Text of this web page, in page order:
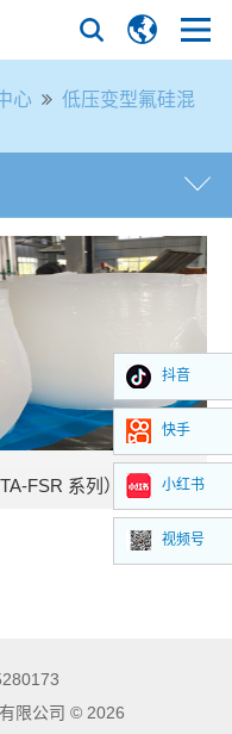
心
低压变型氟硅混
FSR 系列）
有限公司 © 2026
抖音
快手
小红书
视频号